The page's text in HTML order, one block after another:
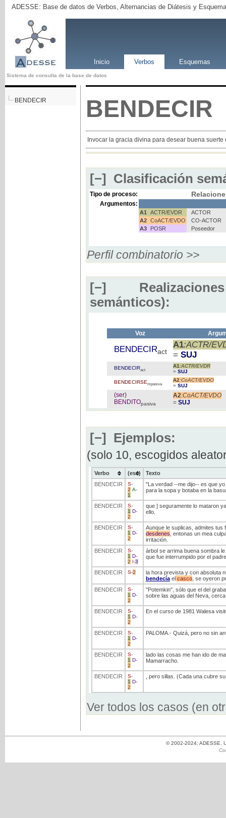
ADESSE: Base de datos de Verbos, Alternancias de Diátesis y
Inicio Verbos Esquemas
Sistema de consulta de la base de datos
BENDECIR BENDECIR
Invocar la gracia divina para desear buena
[−] Clasificación
Tipo de proceso:
Argumentos:
A1 ACTR/EVDR
ACTOR
A2 CoACT/EVDO
CO-ACTOR
A3
POSR Poseedor
Perfil combinatorio >>
[−]
semánticos):
Voz
BENDECIRact
A1:ACTR/
= SUJ
BENDECIRact
A1 :ACTR/EVDR
= SUJ
BENDECIRSEmpasiva
A2:CoACT/EVDO
= SUJ
(ser)
BENDITOpasiva
A2:CoACT/EVDO
= SUJ
[−] Ejemplos:
(solo 10, escogidos
Verbo (ess)
Texto
BENDECIR
S-
2 A-
1
"La verdad --me dijo-- es que
para la sopa y botaba en la
BENDECIR S-
1 D-
2
que ] seguramente lo mataron
ello.
BENDECIR S-
1 D-
2
Aunque le suplicas, admites
desdenes , entonas un mea
irritación.
BENDECIR
S-
1 D-
2 I-3
árbol se arrima buena sombra
que fue interrumpido por el
BENDECIR S-2
la hora prevista y con absoluta
bendecíaelcasco, se oyeron
BENDECIR
S-
1 D-
2
"Potemkin", sólo que el del
sobre las aguas del Neva,
BENDECIR S-
1 D-
2
En el curso de 1981 Walesa
BENDECIR S-
1 D-
2
PALOMA.- Quizá, pero no sin
BENDECIR S-
1 D-
2
lado las cosas me han ido de
Mamarracho.
BENDECIR S-
1 D-
2
, pero sillas. (Cada una cubre
Ver todos los casos (en
© 2002-2024: ADESSE.